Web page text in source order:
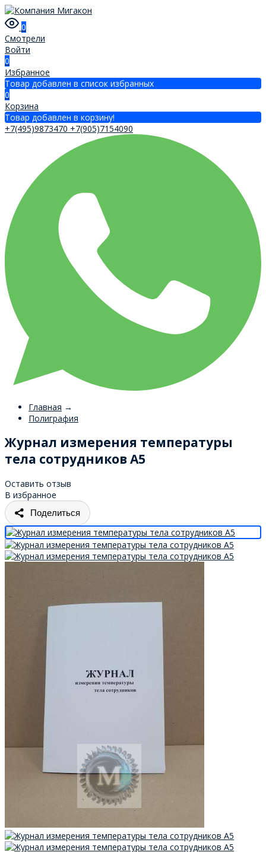
0
Смотрели
Войти
0
Избранное
Товар добавлен в список избранных
0
Корзина
Товар добавлен в корзину!
+7(495)9873470 +7(905)7154090
Главная →
Полиграфия
Журнал измерения температуры
тела сотрудников А5
Оставить отзыв
В избранное
Поделиться